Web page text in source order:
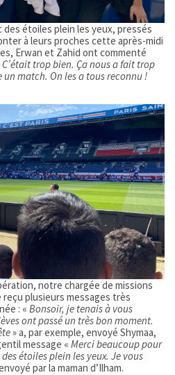
étoiles plein les yeux, pressés
à leurs proches cette après-midi
Erwan et Zahid ont commenté
C’était trop bien. Ça nous a fait trop
match. On les a tous reconnu !
notre chargée de missions
reçu plusieurs messages très
: « Bonsoir, je tenais à vous
ont passé un très bon moment.
» a, par exemple, envoyé Shymaa,
message « Merci beaucoup pour
étoiles plein les yeux. Je vous
par la maman d’Ilham.